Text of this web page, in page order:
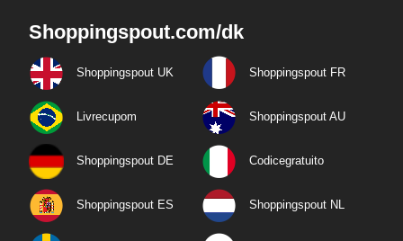
Shoppingspout.com/dk
Shoppingspout UK Shoppingspout FR
Livrecupom Shoppingspout AU
Shoppingspout DE Codicegratuito
Shoppingspout ES Shoppingspout NL